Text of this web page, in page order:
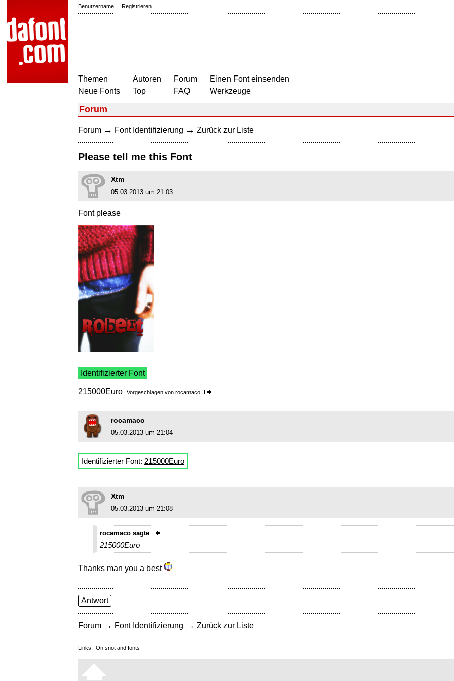
Benutzername | Registrieren
Themen
Neue Fonts
Autoren
Top
Forum
FAQ
Einen Font einsenden
Werkzeuge
Forum
Forum → Font Identifizierung → Zurück zur Liste
Please tell me this Font
Xtm
05.03.2013 um 21:03
Font please
Identifizierter Font
215000Euro Vorgeschlagen von rocamaco
rocamaco
05.03.2013 um 21:04
Identifizierter Font: 215000Euro
Xtm
05.03.2013 um 21:08
rocamaco sagte
215000Euro
Thanks man you a best
Antwort
Forum → Font Identifizierung → Zurück zur Liste
Links: On snot and fonts